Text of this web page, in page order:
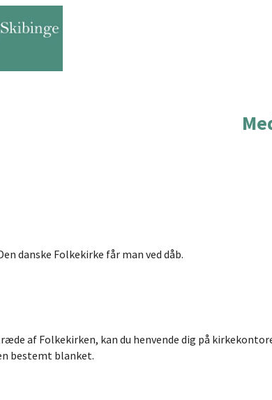
danske Folkekirke får man ved dåb.
af Folkekirken, kan du henvende dig på
bestemt blanket.